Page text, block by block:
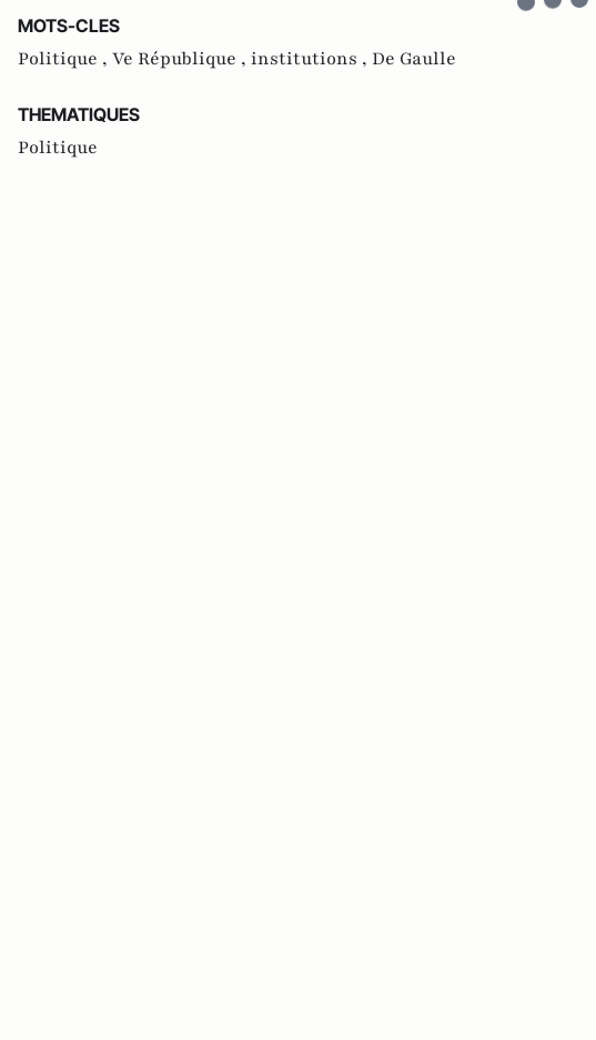
MOTS-CLES
Politique , Ve République , institutions , De Gaulle
THEMATIQUES
Politique